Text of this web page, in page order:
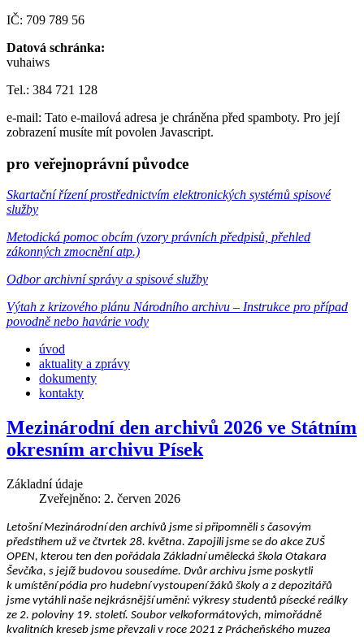
IČ: 709 789 56
Datová schránka:
vuhaiws
Tel.: 384 721 128
e-mail: Tato e-mailová adresa je chráněna před spamboty. Pro její
zobrazení musíte mít povolen Javascript.
pro veřejnoprávní původce
Skartační řízení prostřednictvím elektronických systémů spisové
služby
Metodická pomoc obcím (vzory právních předpisů, přehled
zákonných zmocnění atp.)
Odbor archivní správy a spisové služby
Výtah z krizového plánu Národního archivu – Instrukce pro případ
povodně nebo havárie vody
úvod
aktuality a zprávy
dokumenty
kontakty
Mezinárodní den archivů 2026 ve Státním
okresním archivu Písek
Základní údaje
Zveřejněno: 2. červen 2026
Letošní Mezinárodní den archivů jsme si připomněli s časovým
předstihem už ve čtvrtek 28. května. Zapojili jsme se do akce ZUŠ
OPEN, kterou ten den pořádala Základní umělecká škola Otakara
Ševčíka, s jejíž budovou sousedíme. Dvůr archivu jsme poskytli
k umístění pódia pro hudební vystoupení žáků školy a z depozitářů
jsme vytáhli naše nejkrásnější umění: výkresy studentů písecké reálky
ze 2. poloviny 19. století. Soubor velkoformátových, mimořádně
kvalitních kreseb jsme převzali v roce 2021 z Prácheňského muzea